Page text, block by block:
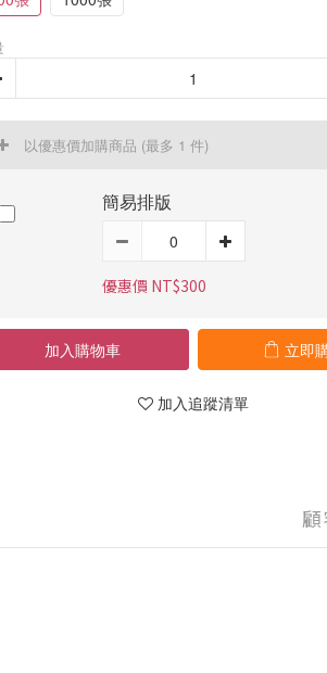
以優惠價加購商品 (最多 1 件)
簡易排版
優惠價 NT$300
加入購物車 立即
加入追蹤清單